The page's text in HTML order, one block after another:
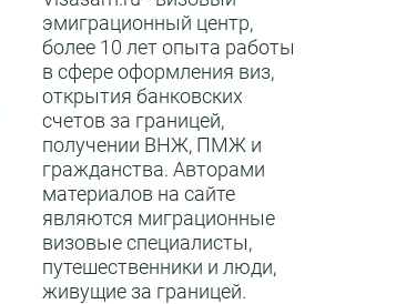
эмиграционный центр,
более 10 лет опыта работы
в сфере оформления виз,
открытия банковских
счетов за границей,
получении ВНЖ, ПМЖ и
гражданства. Авторами
материалов на сайте
являются миграционные
визовые специалисты,
путешественники и люди,
живущие за границей.